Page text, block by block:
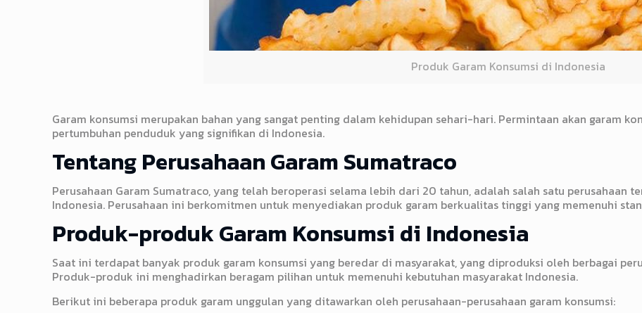
Produk Garam Konsumsi di Indonesia
Garam konsumsi merupakan bahan yang sangat penting dalam kehidupan sehari-hari. Permintaan akan garam
pertumbuhan penduduk yang signifikan di Indonesia.
Tentang Perusahaan Garam Sumatraco
Perusahaan Garam Sumatraco, yang telah beroperasi selama lebih dari 20 tahun, adalah salah satu perusahaan
Indonesia. Perusahaan ini berkomitmen untuk menyediakan produk garam berkualitas tinggi yang memenuhi
Produk-produk Garam Konsumsi di Indonesia
Saat ini terdapat banyak produk garam konsumsi yang beredar di masyarakat, yang diproduksi oleh berbagai
Produk-produk ini menghadirkan beragam pilihan untuk memenuhi kebutuhan masyarakat Indonesia.
Berikut ini beberapa produk garam unggulan yang ditawarkan oleh perusahaan-perusahaan garam konsumsi: